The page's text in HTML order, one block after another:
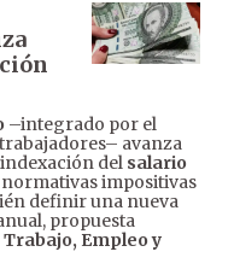
–integrado por el
avanza
del salario
normativas impositivas
definir una nueva
propuesta
Empleo y